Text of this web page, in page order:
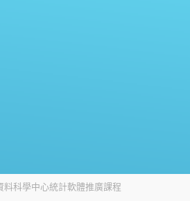
料科學中心統計軟體推廣課程